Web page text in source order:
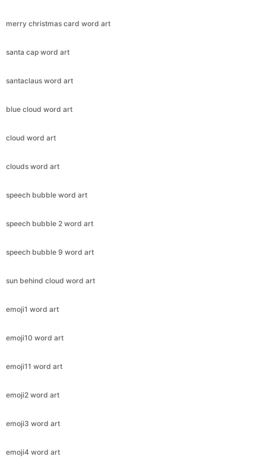
merry christmas card word art
santa cap word art
santaclaus word art
blue cloud word art
cloud word art
clouds word art
speech bubble word art
speech bubble 2 word art
speech bubble 9 word art
sun behind cloud word art
emoji1 word art
emoji10 word art
emoji11 word art
emoji2 word art
emoji3 word art
emoji4 word art